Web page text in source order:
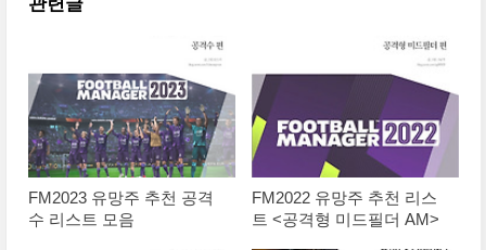
FM2023 유망주 추천 공격
수 리스트 모음
FM2022 유망주 추천 리스
트 <공격형 미드필더 AM>